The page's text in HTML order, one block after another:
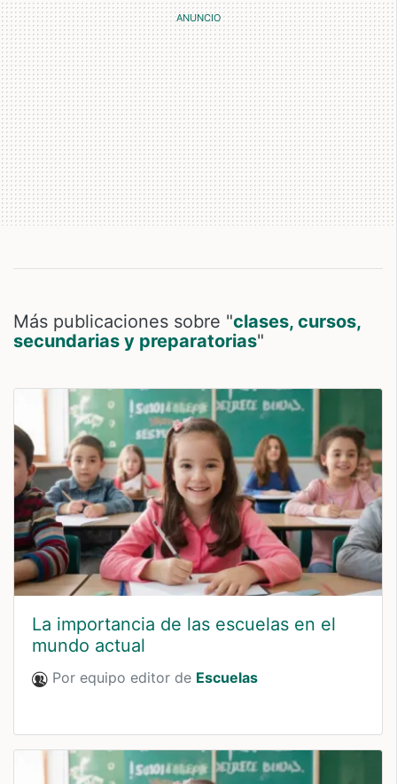
Más publicaciones sobre "clases, cursos,
secundarias y preparatorias"
La importancia de las escuelas en el
mundo actual
Por equipo editor de Escuelas